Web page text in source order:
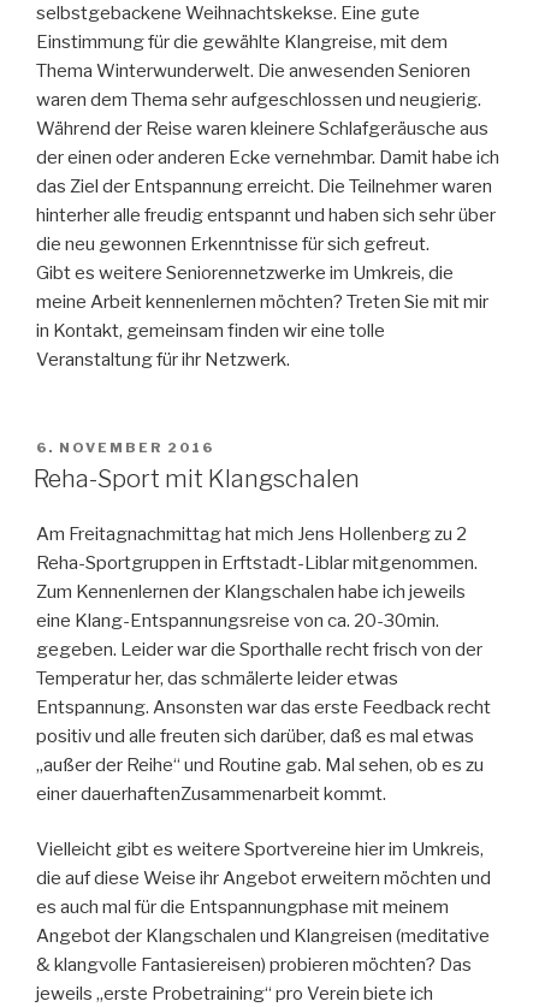
selbstgebackene Weihnachtskekse. Eine gute
Einstimmung für die gewählte Klangreise, mit dem
Thema Winterwunderwelt. Die anwesenden Senioren
waren dem Thema sehr aufgeschlossen und neugierig.
Während der Reise waren kleinere Schlafgeräusche aus
der einen oder anderen Ecke vernehmbar. Damit habe ich
das Ziel der Entspannung erreicht. Die Teilnehmer waren
hinterher alle freudig entspannt und haben sich sehr über
die neu gewonnen Erkenntnisse für sich gefreut.
Gibt es weitere Seniorennetzwerke im Umkreis, die
meine Arbeit kennenlernen möchten? Treten Sie mit mir
in Kontakt, gemeinsam finden wir eine tolle
Veranstaltung für ihr Netzwerk.
VERÖFFENTLICHT
AM
6. NOVEMBER 2016
Reha-Sport mit Klangschalen
Am Freitagnachmittag hat mich Jens Hollenberg zu 2
Reha-Sportgruppen in Erftstadt-Liblar mitgenommen.
Zum Kennenlernen der Klangschalen habe ich jeweils
eine Klang-Entspannungsreise von ca. 20-30min.
gegeben. Leider war die Sporthalle recht frisch von der
Temperatur her, das schmälerte leider etwas
Entspannung. Ansonsten war das erste Feedback recht
positiv und alle freuten sich darüber, daß es mal etwas
„außer der Reihe“ und Routine gab. Mal sehen, ob es zu
einer dauerhaftenZusammenarbeit kommt.
Vielleicht gibt es weitere Sportvereine hier im Umkreis,
die auf diese Weise ihr Angebot erweitern möchten und
es auch mal für die Entspannungphase mit meinem
Angebot der Klangschalen und Klangreisen (meditative
& klangvolle Fantasiereisen) probieren möchten? Das
jeweils „erste Probetraining“ pro Verein biete ich